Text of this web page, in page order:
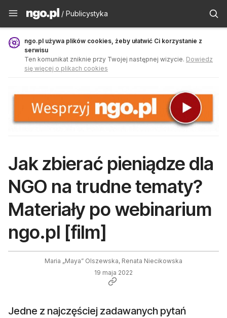
Publicystyka - ngo.pl
/ Publicystyka
ngo.pl używa plików cookies, żeby ułatwić Ci korzystanie z
serwisu
Ten komunikat zniknie przy Twojej następnej wizycie. Dowiedz
się więcej o plikach cookies
Jak zbierać pieniądze dla
NGO na trudne tematy?
Materiały po webinarium
ngo.pl [film]
Maria „Maya” Olszewska, Renata Niecikowska
19 maja 2022
Jedne z najczęściej zadawanych pytań